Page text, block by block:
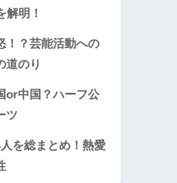
解明！
！？芸能活動への
道のり
or中国？ハーフ公
ツ
を総まとめ！熱愛